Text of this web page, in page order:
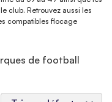
club. Retrouvez aussi les
compatibles flocage
de football